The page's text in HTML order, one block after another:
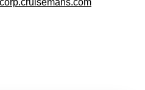
corp.cruisemans.com